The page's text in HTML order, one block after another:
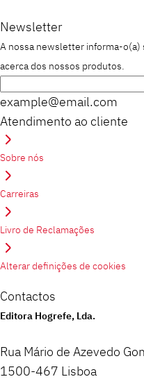
Newsletter
A nossa newsletter informa-o(a)
acerca dos nossos produtos.
example@email.com
Atendimento ao cliente
Sobre nós
Carreiras
Livro de Reclamações
Alterar definições de cookies
Contactos
Editora Hogrefe, Lda.
Rua Mário de Azevedo
1500-467 Lisboa